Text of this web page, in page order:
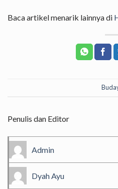
Baca artikel menarik lainnya di
Penulis dan Editor
Admin
Dyah Ayu